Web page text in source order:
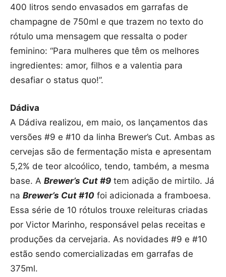
400 litros sendo envasados em garrafas de
champagne de 750ml e que trazem no texto do
rótulo uma mensagem que ressalta o poder
feminino: “Para mulheres que têm os melhores
ingredientes: amor, filhos e a valentia para
desafiar o status quo!”.
Dádiva
A Dádiva realizou, em maio, os lançamentos das
versões #9 e #10 da linha Brewer’s Cut. Ambas as
cervejas são de fermentação mista e apresentam
5,2% de teor alcoólico, tendo, também, a mesma
base. A Brewer’s Cut #9 tem adição de mirtilo. Já
na Brewer’s Cut #10 foi adicionada a framboesa.
Essa série de 10 rótulos trouxe releituras criadas
por Victor Marinho, responsável pelas receitas e
produções da cervejaria. As novidades #9 e #10
estão sendo comercializadas em garrafas de
375ml.